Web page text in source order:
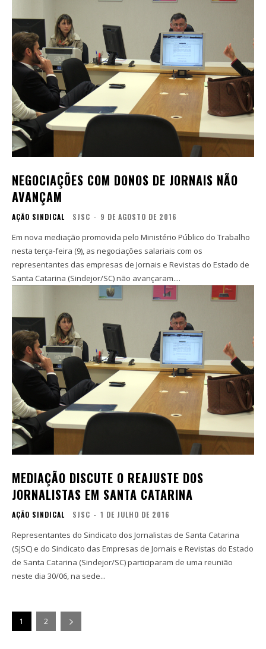
NEGOCIAÇÕES COM DONOS DE JORNAIS NÃO
AVANÇAM
AÇÃO SINDICAL SJSC - 9 DE AGOSTO DE 2016
Em nova mediação promovida pelo Ministério Público do Trabalho
nesta terça-feira (9), as negociações salariais com os
representantes das empresas de Jornais e Revistas do Estado de
Santa Catarina (Sindejor/SC) não avançaram....
MEDIAÇÃO DISCUTE O REAJUSTE DOS
JORNALISTAS EM SANTA CATARINA
AÇÃO SINDICAL SJSC - 1 DE JULHO DE 2016
Representantes do Sindicato dos Jornalistas de Santa Catarina
(SJSC) e do Sindicato das Empresas de Jornais e Revistas do Estado
de Santa Catarina (Sindejor/SC) participaram de uma reunião
neste dia 30/06, na sede...
1 2